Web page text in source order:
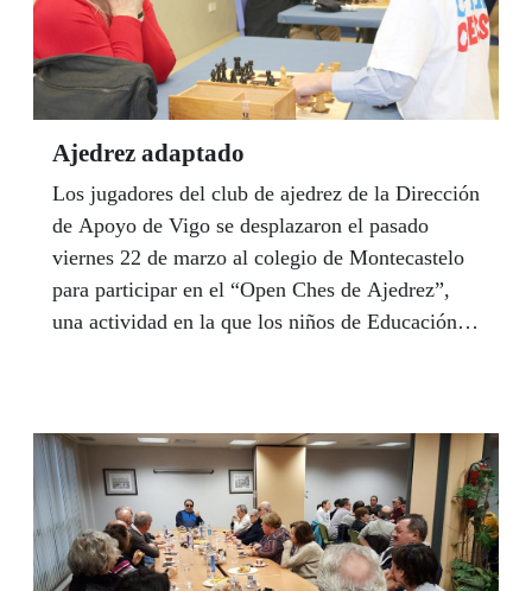
Ajedrez adaptado
Los jugadores del club de ajedrez de la Dirección
de Apoyo de Vigo se desplazaron el pasado
viernes 22 de marzo al colegio de Montecastelo
para participar en el “Open Ches de Ajedrez”,
una actividad en la que los niños de Educación
severa. El acto contó con la presencia del alcalde
de Vigo, Abel Caballero y de la subdirectora de
la ONCE de Vigo, Lorena Fernández Franco.